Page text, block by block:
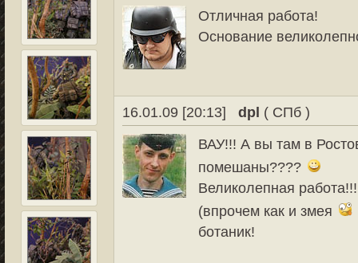
Отличная работа!
Основание
16.01.09 [20:13] dpl ( СПб )
ВАУ!!! А вы там в
помешаны????
Великолепная
(впрочем как и змея
ботаник!